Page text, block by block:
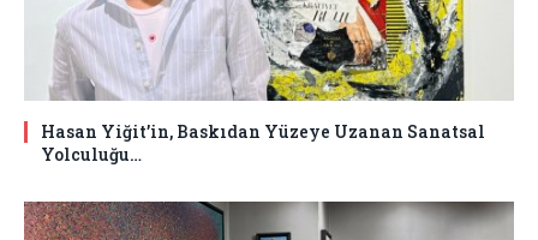
Hasan Yiğit’in, Baskıdan Yüzeye Uzanan Sanatsal
Yolculuğu…